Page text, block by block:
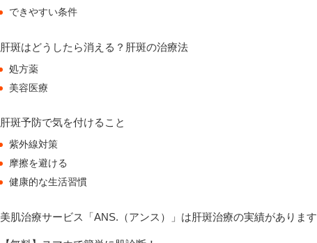
できやすい条件
肝斑はどうしたら消える？肝斑の治療法
処方薬
美容医療
肝斑予防で気を付けること
紫外線対策
摩擦を避ける
健康的な生活習慣
美肌治療サービス「ANS.（アンス）」は肝斑治療の実績があります